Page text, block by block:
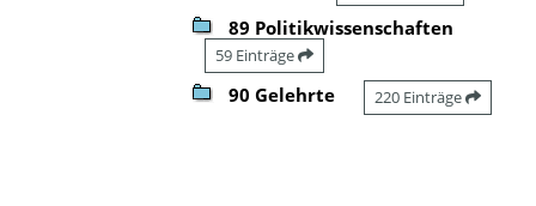
89 Politikwissenschaften
59 Einträge
90 Gelehrte 220 Einträge